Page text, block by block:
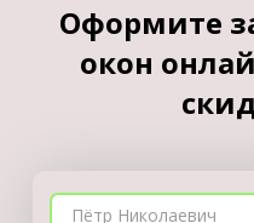
Оформите
окон